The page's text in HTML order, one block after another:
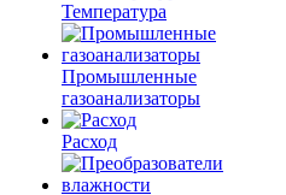
Температура
Промышленные
газоанализаторы
Расход